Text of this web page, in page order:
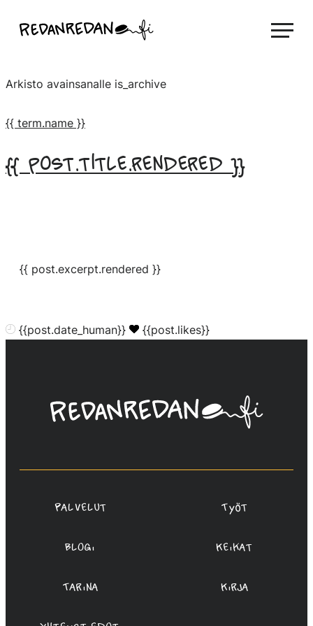
suoraan
Linda Saukko-Rauta, Redanredan Oy
piirrosvideoita
Arkisto avainsanalle is_archive
{{ term.name }}
{{ post.title.rendered }}
{{ post.excerpt.rendered }}
{{post.date_human}} {{post.likes}}
Linda
Saukko-
Oy
Palvelut Työt
Blogi Keikat
Tarina Kirja